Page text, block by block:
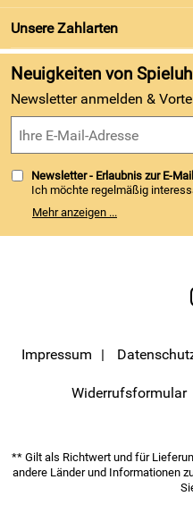
Batteriegesetz
Kundeninformationen
Newsletter
Zahlung und Versand
Unsere Bestseller
Marken
Neu
Kundenbewertungen (743)
4,8/5 *****
Unsere Zahlarten
Neuigkeiten von
Newsletter anmelden &
Newsletter - Erlaubnis zur E-
Ich möchte regelmäßig
weitergegeben. Zu
Möglichkeit hierzu finden Sie
Servicemenü unten rechts,
Ende des Newsletters
Mehr anzeigen ...
Impressum
Widerrufsformular
** Gilt als Richtwert und für
andere Länder und Informationen